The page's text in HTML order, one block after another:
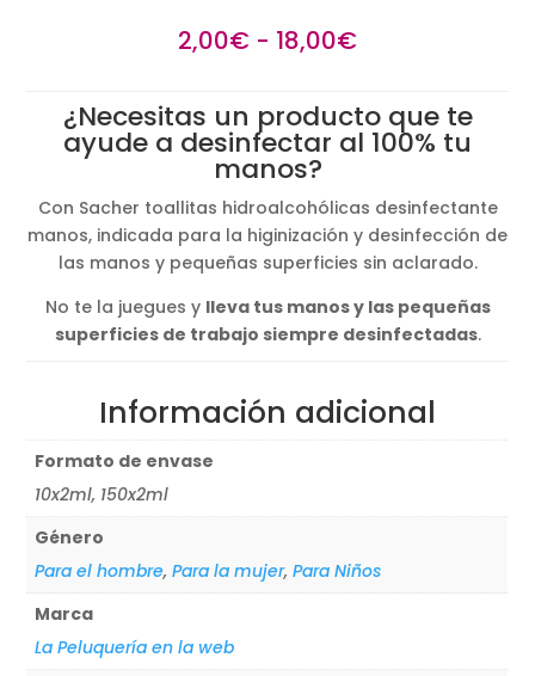
2,00€ - 18,00€Rango
desde
2,00€
18,00€
¿Necesitas un producto que te
ayude a desinfectar al 100% tu
manos?
Con Sacher toallitas hidroalcohólicas desinfectante
manos, indicada para la higinización y desinfección de
las manos y pequeñas superficies sin aclarado.
No te la juegues y lleva tus manos y las pequeñas
superficies de trabajo siempre desinfectadas.
Información adicional
Formato de envase
10x2ml, 150x2ml
Género
Para el hombre,Para la mujer,Para Niños
Marca
La Peluquería en la web